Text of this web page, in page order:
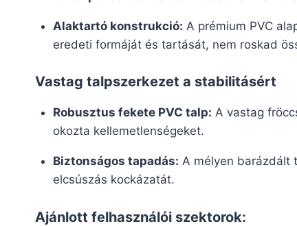
Alaktartó konstrukció: A prémium PVC
eredeti formáját és tartását, nem roskad
Vastag talpszerkezet a stabilitásért
Robusztus fekete PVC talp: A vastag
okozta kellemetlenségeket.
Biztonságos tapadás: A mélyen barázdált
elcsúszás kockázatát.
Ajánlott felhasználói szektorok: